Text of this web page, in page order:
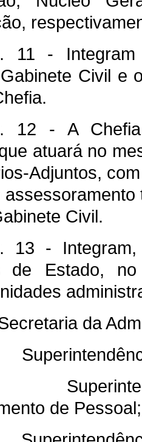
11 -
Civil e
12 - A Chefia
atuará no
Adjuntos,
Civil.
13 - Integram,
de Estado,
da
de Pessoal;